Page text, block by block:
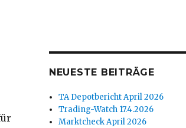
NEUESTE BEITRÄGE
TA Depotbericht April 2026
Trading-Watch 17.4.2026
Marktcheck April 2026